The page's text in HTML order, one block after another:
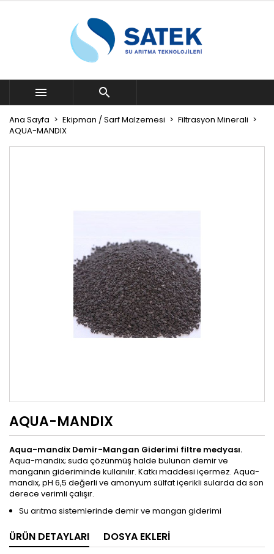
 
Ana Sayfa Ekipman / Sarf Malzemesi
Filtrasyon Minerali
AQUA-MANDIX
AQUA-MANDIX
Aqua-mandix Demir-Mangan Giderimi filtre medyası.
Aqua-mandix; suda çözünmüş halde bulunan demir ve
manganın gideriminde kullanılır. Katkı maddesi içermez. Aqua-
mandix, pH 6,5 değerli ve amonyum sülfat içerikli sularda da son
derece verimli çalışır.
Su arıtma sistemlerinde demir ve mangan giderimi
ÜRÜN DETAYLARI DOSYA EKLERI